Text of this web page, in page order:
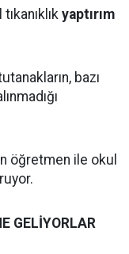
yaptırım
bazı
öğretmen ile okul
GELİYORLAR